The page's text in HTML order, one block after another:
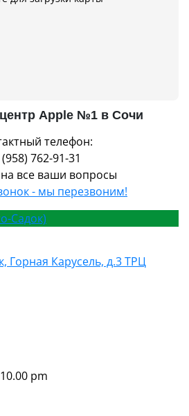
Apple №1 в Сочи
телефон:
762-91-31
все ваши вопросы
- мы перезвоним!
Садок)
Горная Карусель, д.3 ТРЦ
pm